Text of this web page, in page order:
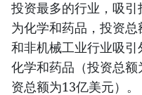
投资最多的行业，吸
为化学和药品，投资
和非机械工业行业吸
化学和药品（投资总
资总额为13亿美元）